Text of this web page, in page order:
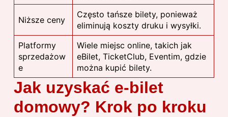
Niższe ceny
Często tańsze bilety, ponieważ
eliminują koszty druku i wysyłki.
Platformy
sprzedażow
e
Wiele miejsc online, takich jak
eBilet, TicketClub, Eventim, gdzie
można kupić bilety.
Jak uzyskać e-bilet
domowy? Krok po kroku